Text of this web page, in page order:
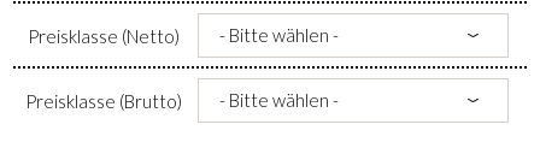
Preisklasse (Netto)
Preisklasse (Brutto)